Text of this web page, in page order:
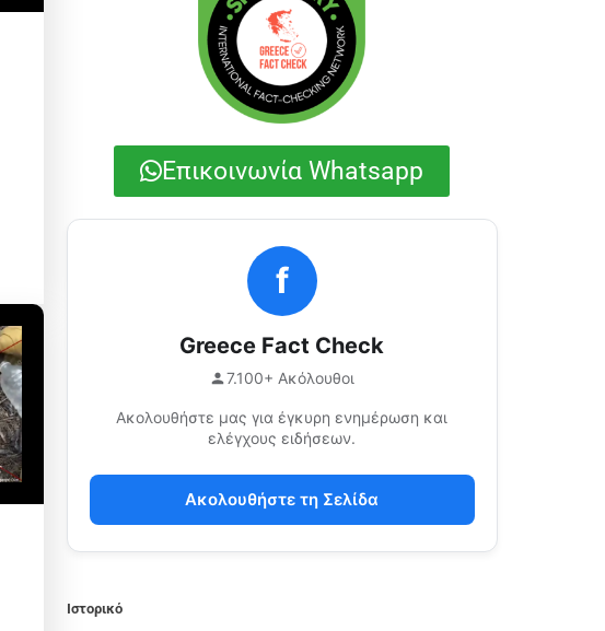
Επικοινωνία Whatsapp
f
Greece Fact Check
7.100+ Ακόλουθοι
Ακολουθήστε μας για έγκυρη ενημέρωση και
ελέγχους ειδήσεων.
Ακολουθήστε τη Σελίδα
Ιστορικό